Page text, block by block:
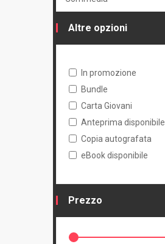
Altre opzioni
In promozione
Bundle
Carta Giovani
Anteprima disponibile
Copia autografata
eBook disponibile
Prezzo